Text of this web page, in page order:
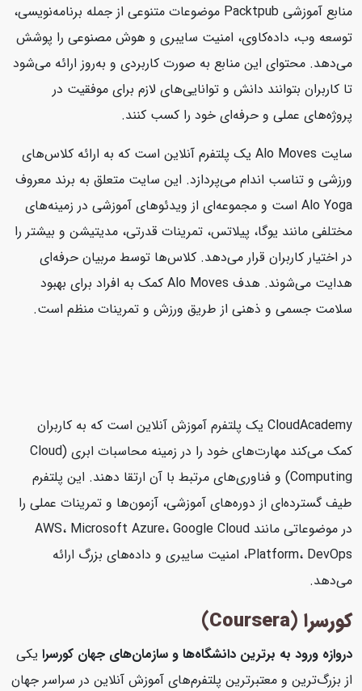
منابع آموزشی Packtpub موضوعات متنوعی از جمله برنامه‌نویسی،
توسعه وب، داده‌کاوی، امنیت سایبری و هوش مصنوعی را پوشش
می‌دهد. محتوای این منابع به صورت کاربردی و به‌روز ارائه می‌شود
تا کاربران بتوانند دانش و توانایی‌های لازم برای موفقیت در
پروژه‌های عملی و حرفه‌ای خود را کسب کنند.
سایت Alo Moves یک پلتفرم آنلاین است که به ارائه کلاس‌های
ورزشی و تناسب اندام می‌پردازد. این سایت متعلق به برند معروف
Alo Yoga است و مجموعه‌ای از ویدئوهای آموزشی در زمینه‌های
مختلفی مانند یوگا، پیلاتس، تمرینات قدرتی، مدیتیشن و بیشتر را
در اختیار کاربران قرار می‌دهد. کلاس‌ها توسط مربیان حرفه‌ای
هدایت می‌شوند. هدف Alo Moves کمک به افراد برای بهبود
سلامت جسمی و ذهنی از طریق ورزش و تمرینات منظم است.
CloudAcademy یک پلتفرم آموزش آنلاین است که به کاربران
کمک می‌کند مهارت‌های خود را در زمینه محاسبات ابری (Cloud
Computing) و فناوری‌های مرتبط با آن ارتقا دهند. این پلتفرم
طیف گسترده‌ای از دوره‌های آموزشی، آزمون‌ها و تمرینات عملی را
در موضوعاتی مانند AWS، Microsoft Azure، Google Cloud
Platform، DevOps، امنیت سایبری و داده‌های بزرگ ارائه
می‌دهد.
کورسرا (Coursera)
دروازه ورود به برترین دانشگاه‌ها و سازمان‌های جهان کورسرایکی
از بزرگ‌ترین و معتبرترین پلتفرم‌های آموزش آنلاین در سراسر جهان